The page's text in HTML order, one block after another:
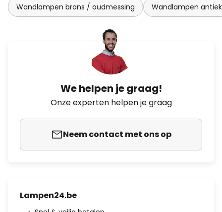
Wandlampen brons / oudmessing Wandlampen antiek
We helpen je graag!
Onze experten helpen je graag
Neem contact met ons op
Lampen24.be